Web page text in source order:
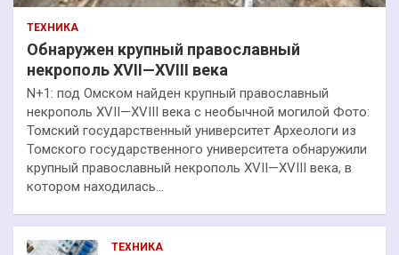
ТЕХНИКА
Обнаружен крупный православный
некрополь XVII—XVIII века
N+1: под Омском найден крупный православный
некрополь XVII—XVIII века с необычной могилой Фото:
Томский государственный университет Археологи из
Томского государственного университета обнаружили
крупный православный некрополь XVII—XVIII века, в
котором находилась…
ТЕХНИКА